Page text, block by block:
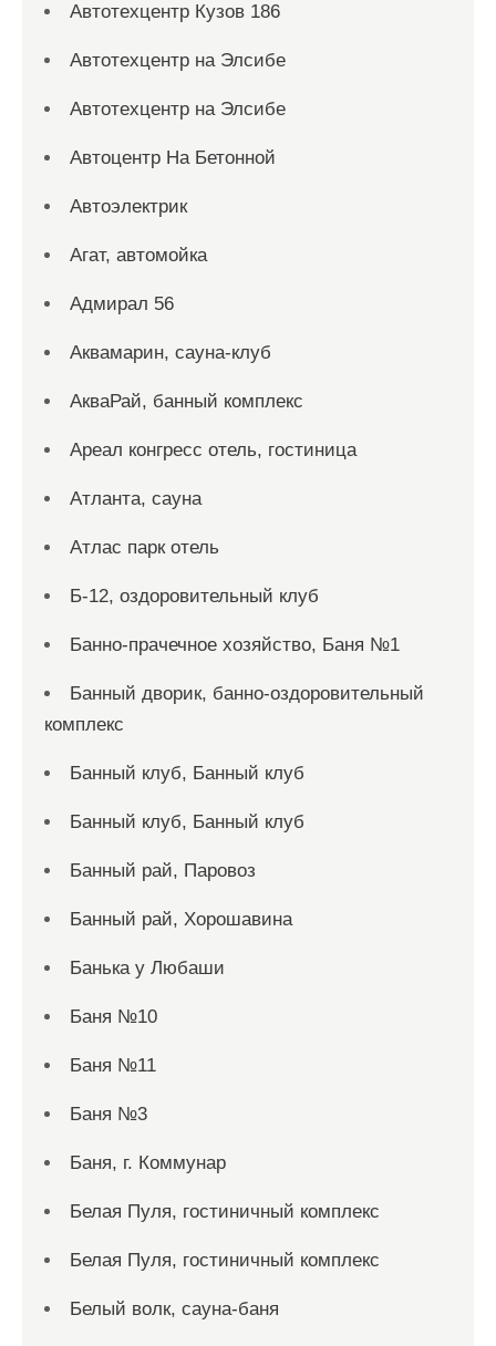
Автотехцентр Кузов 186
Автотехцентр на Элсибе
Автотехцентр на Элсибе
Автоцентр На Бетонной
Автоэлектрик
Агат, автомойка
Адмирал 56
Аквамарин, сауна-клуб
АкваРай, банный комплекс
Ареал конгресс отель, гостиница
Атланта, сауна
Атлас парк отель
Б-12, оздоровительный клуб
Банно-прачечное хозяйство, Баня №1
Банный дворик, банно-оздоровительный
комплекс
Банный клуб, Банный клуб
Банный клуб, Банный клуб
Банный рай, Паровоз
Банный рай, Хорошавина
Банька у Любаши
Баня №10
Баня №11
Баня №3
Баня, г. Коммунар
Белая Пуля, гостиничный комплекс
Белая Пуля, гостиничный комплекс
Белый волк, сауна-баня